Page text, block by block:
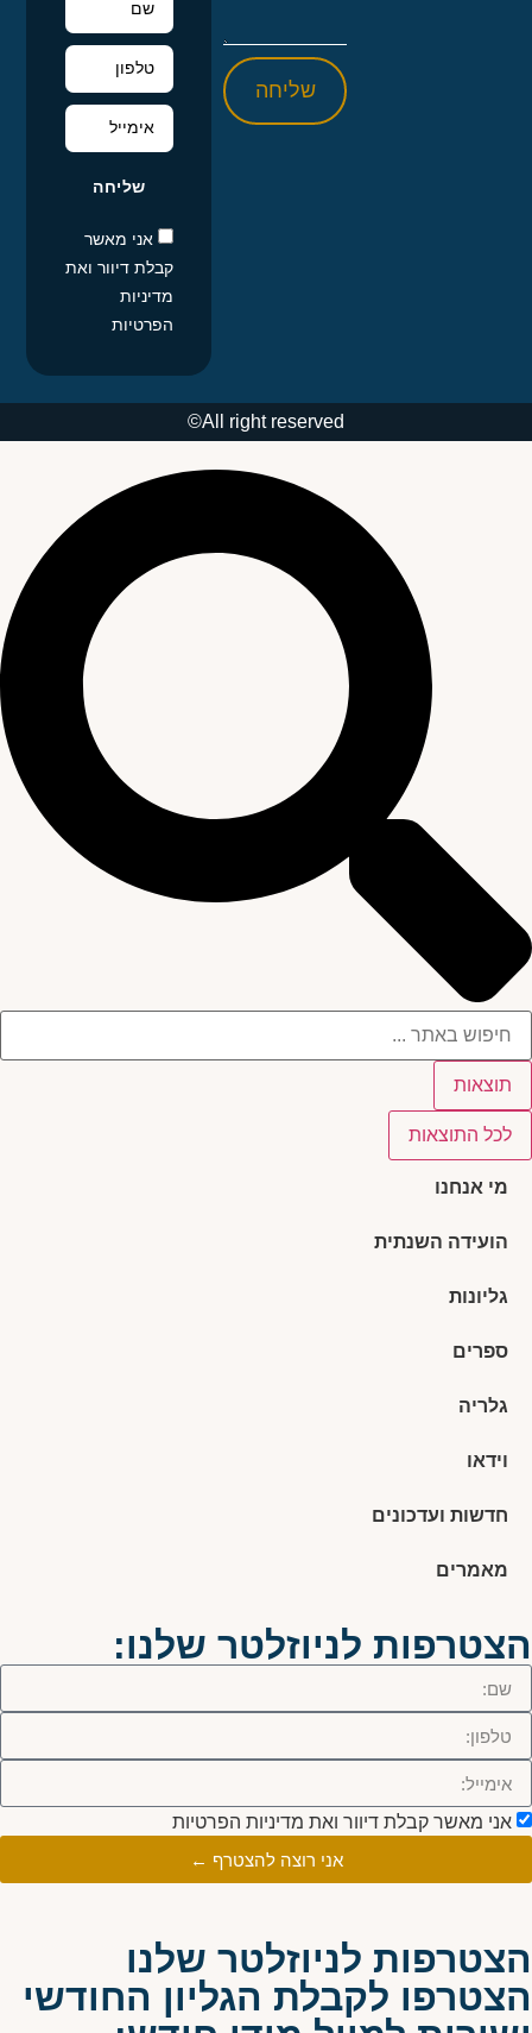
שליחה
אני מאשר
קבלת דיוור ואת
מדיניות
הפרטיות
שליחה
All right reserved©
תוצאות
לכל התוצאות
מי אנחנו
הועידה השנתית
גליונות
ספרים
גלריה
וידאו
חדשות ועדכונים
מאמרים
הצטרפות לניוזלטר שלנו:
אני מאשר קבלת דיוור ואת מדיניות הפרטיות
אני רוצה להצטרף ←
הצטרפות לניוזלטר שלנו
הצטרפו לקבלת הגליון החודשי